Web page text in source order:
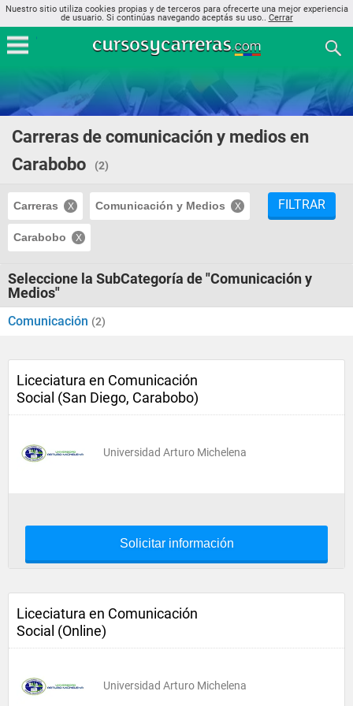
Nuestro sitio utiliza cookies propias y de terceros para ofrecerte una mejor experiencia
de usuario. Si continúas navegando aceptás su uso.. Cerrar
Carreras de comunicación y medios en
Carabobo
(2)
Carreras Comunicación y Medios
Carabobo
FILTRAR
Seleccione la SubCategoría de "Comunicación y
Medios"
Comunicación (2)
Liceciatura en Comunicación
Social (San Diego, Carabobo)
Universidad Arturo Michelena
Solicitar información
Liceciatura en Comunicación
Social (Online)
Universidad Arturo Michelena